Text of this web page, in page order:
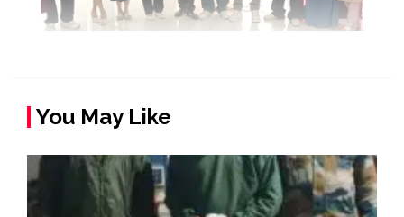
You May Like